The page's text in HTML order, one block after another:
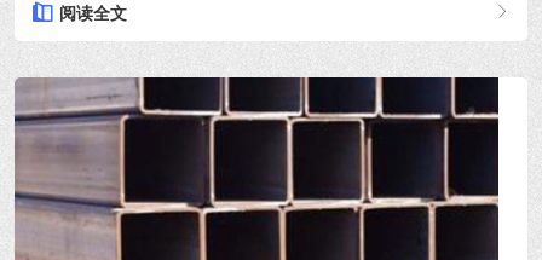
阅读全文